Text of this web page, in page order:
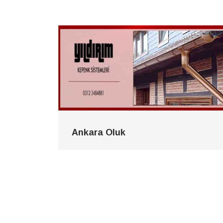
Ankara Oluk